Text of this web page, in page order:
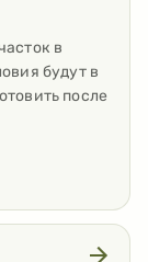
в
будут в
после